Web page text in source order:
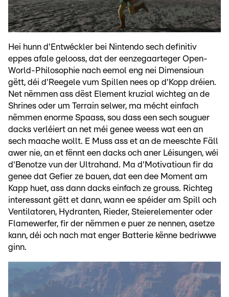
Hei hunn d'Entwéckler bei Nintendo sech definitiv
eppes afale gelooss, dat der eenzegaarteger Open-
World-Philosophie nach eemol eng nei Dimensioun
gëtt, déi d'Reegele vum Spillen nees op d'Kopp dréien.
Net nëmmen ass dëst Element kruzial wichteg an de
Shrines oder um Terrain selwer, ma mécht einfach
nëmmen enorme Spaass, sou dass een sech souguer
dacks verléiert an net méi genee weess wat een an
sech maache wollt. E Muss ass et an de meeschte Fäll
awer nie, an et fënnt een dacks och aner Léisungen, wéi
d'Benotze vun der Ultrahand. Ma d'Motivatioun fir da
genee dat Gefier ze bauen, dat een dee Moment am
Kapp huet, ass dann dacks einfach ze grouss. Richteg
interessant gëtt et dann, wann ee spéider am Spill och
Ventilatoren, Hydranten, Rieder, Steierelementer oder
Flamewerfer, fir der nëmmen e puer ze nennen, asetze
kann, déi och nach mat enger Batterie kënne bedriwwe
ginn.